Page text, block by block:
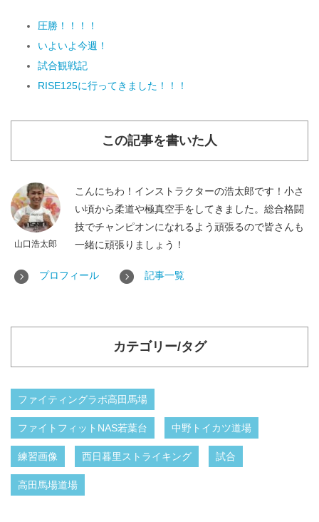
圧勝！！！！
いよいよ今週！
試合観戦記
RISE125に行ってきました！！！
この記事を書いた人
山口浩太郎
こんにちわ！インストラクターの浩太郎です！小さ
い頃から柔道や極真空手をしてきました。総合格闘
技でチャンピオンになれるよう頑張るので皆さんも
一緒に頑張りましょう！
プロフィール 記事一覧
カテゴリー/タグ
ファイティングラボ高田馬場
ファイトフィットNAS若葉台 中野トイカツ道場
練習画像 西日暮里ストライキング 試合
高田馬場道場